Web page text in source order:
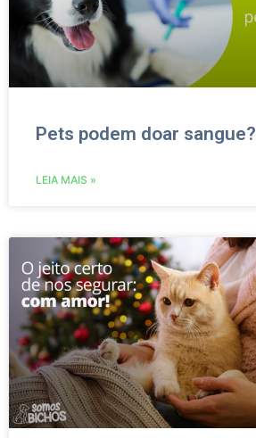
Pets podem doar sangue?
LEIA MAIS »